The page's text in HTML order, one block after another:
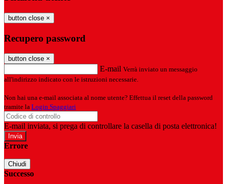
button close ×
Recupero password
button close ×
E-mail Verrà inviato un messaggio
all'indirizzo indicato con le istruzioni necessarie.
Non hai una e-mail associata al nome utente? Effettua il reset della password
tramite la Login Spaggiari
E-mail inviata, si prega di controllare la casella di posta elettronica!
Errore
Chiudi
Successo